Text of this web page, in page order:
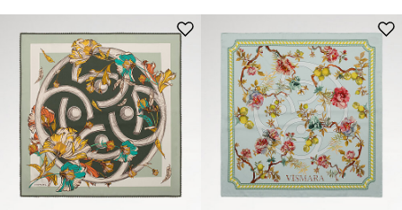
Elde yıkama yapılmaz,
Makinada temizleme yapılmaz,
Sıkma yapılmaz.